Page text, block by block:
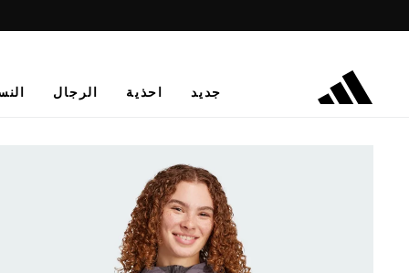
جديد احذية الرجال